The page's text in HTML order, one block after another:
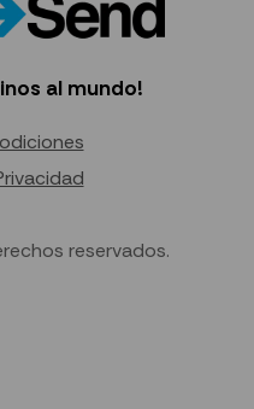
al mundo!
reservados.